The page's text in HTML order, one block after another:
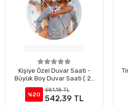
Kişiye Özel Duvar Saati -
Büyük Boy Duvar Saati ( 27
cm Çapında )
%20
681,18 TL
542,39 TL